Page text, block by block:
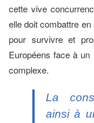
cette vive
elle doit combattre en
pour survivre et
Européens face à un
complexe.
La
ainsi à